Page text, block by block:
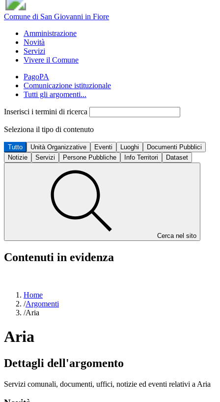
Comune di San Giovanni in Fiore
Amministrazione
Novità
Servizi
Vivere il Comune
PagoPA
Comunicazione istituzionale
Tutti gli argomenti...
Inserisci i termini di ricerca
Seleziona il tipo di contenuto
Tutto Unità Organizzative Eventi Luoghi
Documenti Pubblici
Notizie
Servizi Persone Pubbliche Info Territori Dataset
Cerca nel sito
Contenuti in evidenza
Home
/Argomenti
/Aria
Aria
Dettagli dell'argomento
Servizi comunali, documenti, uffici, notizie ed eventi relativi a Aria